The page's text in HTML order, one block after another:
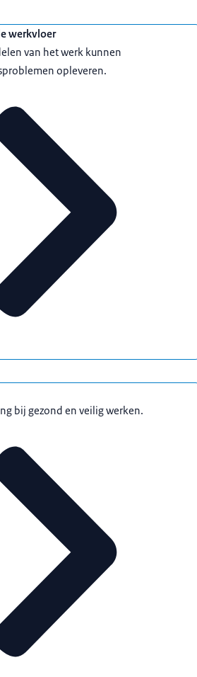
werkvloer
van het werk kunnen
opleveren.
bij gezond en veilig werken.